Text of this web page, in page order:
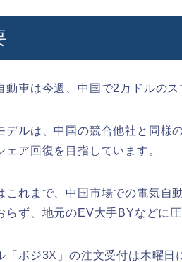
動車は今週、中国で2万ドルの
デルは、中国の競合他社と同様
ェア回復を目指しています。
これまで、中国市場での電気
らず、地元のEV大手BYなどに
「ボジ3X」の注文受付は木曜